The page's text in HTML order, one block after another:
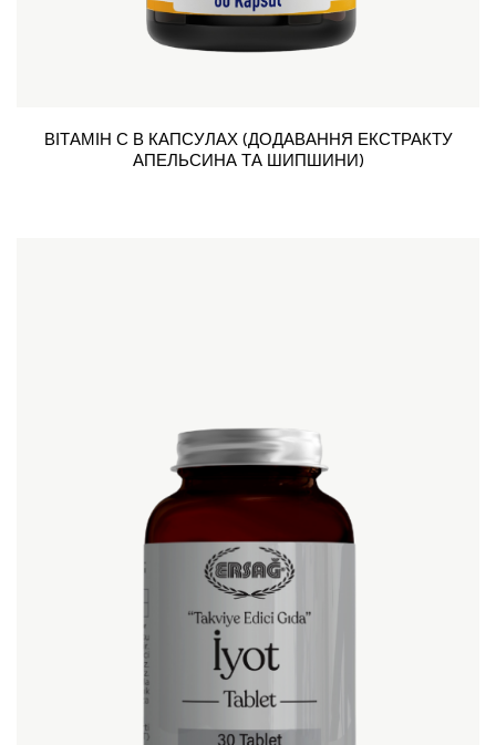
ВІТАМІН С В КАПСУЛАХ (ДОДАВАННЯ ЕКСТРАКТУ
АПЕЛЬСИНА ТА ШИПШИНИ)